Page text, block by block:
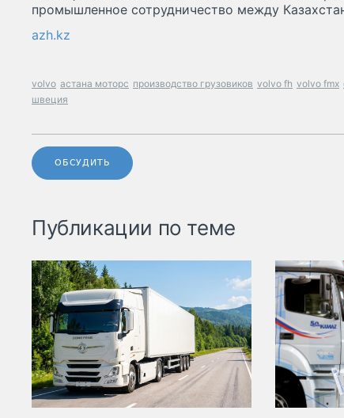
промышленное сотрудничество между
azh.kz
volvo астана моторс производство грузовиков volvo fh volvo fmx
швеция
ОБСУДИТЬ
Публикации по теме